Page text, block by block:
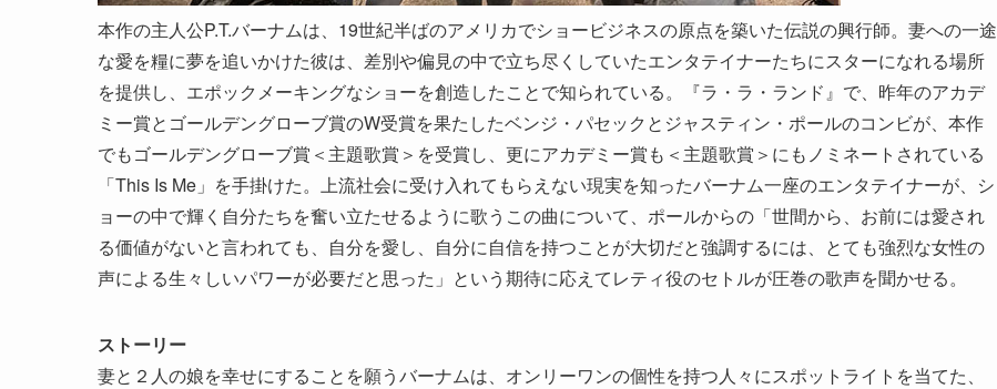
本作の主人公P.T.バーナムは、19世紀半ばのアメリカでショービジネスの原点を築いた伝説の興行師。妻への一途
な愛を糧に夢を追いかけた彼は、差別や偏見の中で立ち尽くしていたエンタテイナーたちにスターになれる場所
を提供し、エポックメーキングなショーを創造したことで知られている。『ラ・ラ・ランド』で、昨年のアカデ
ミー賞とゴールデングローブ賞のW受賞を果たしたベンジ・パセックとジャスティン・ポールのコンビが、本作
でもゴールデングローブ賞＜主題歌賞＞を受賞し、更にアカデミー賞も＜主題歌賞＞にもノミネートされている
「This Is Me」を手掛けた。上流社会に受け入れてもらえない現実を知ったバーナム一座のエンタテイナーが、シ
ョーの中で輝く自分たちを奮い立たせるように歌うこの曲について、ポールからの「世間から、お前には愛され
る価値がないと言われても、自分を愛し、自分に自信を持つことが大切だと強調するには、とても強烈な女性の
声による生々しいパワーが必要だと思った」という期待に応えてレティ役のセトルが圧巻の歌声を聞かせる。
ストーリー
妻と２人の娘を幸せにすることを願うバーナムは、オンリーワンの個性を持つ人々にスポットライトを当てた、